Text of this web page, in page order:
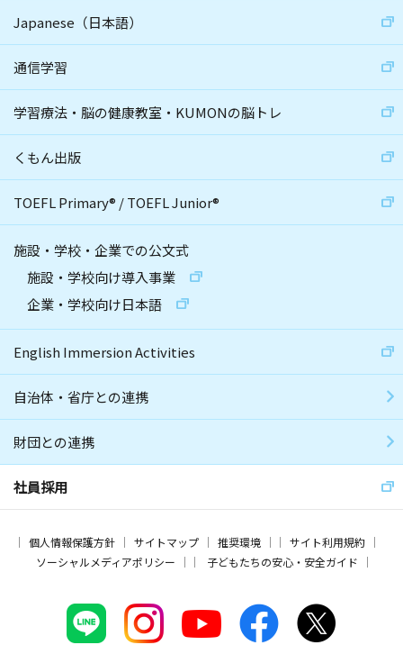
Japanese（日本語）
通信学習
学習療法・脳の健康教室・KUMONの脳トレ
くもん出版
TOEFL Primary® /TOEFL Junior®
施設・学校・企業での公文式
施設・学校向け導入事業
企業・学校向け日本語
English Immersion Activities
自治体・省庁との連携
財団との連携
社員採用
個人情報保護方針 サイトマップ 推奨環境
サイト利用規約
ソーシャルメディアポリシー
子どもたちの安心・安全ガイド